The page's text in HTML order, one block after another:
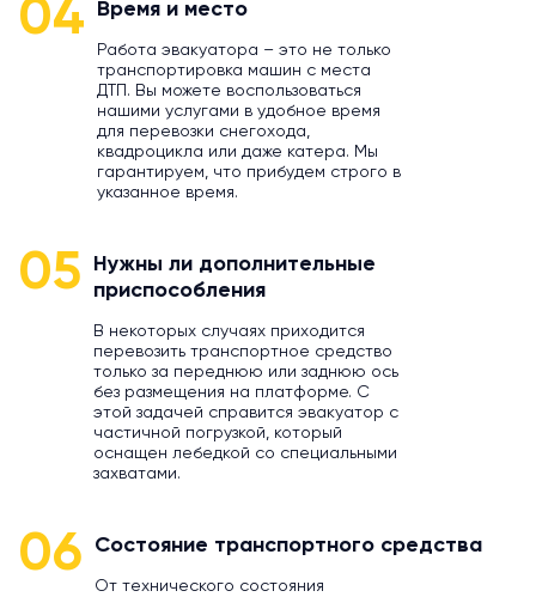
04 Время и место
Работа эвакуатора – это не только
транспортировка машин с места
ДТП. Вы можете воспользоваться
нашими услугами в удобное время
для перевозки снегохода,
квадроцикла или даже катера. Мы
гарантируем, что прибудем строго в
указанное время.
05
Нужны ли дополнительные
приспособления
В некоторых случаях приходится
перевозить транспортное средство
только за переднюю или заднюю ось
без размещения на платформе. С
этой задачей справится эвакуатор с
частичной погрузкой, который
оснащен лебедкой со специальными
захватами.
06 Состояние транспортного средства
От технического состояния